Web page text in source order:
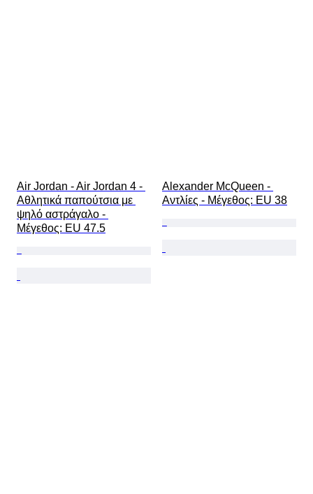
Air Jordan - Air Jordan 4 -
Αθλητικά παπούτσια με
ψηλό αστράγαλο -
Mέγεθος: EU 47.5
Alexander McQueen -
Αντλίες - Mέγεθος: EU 38